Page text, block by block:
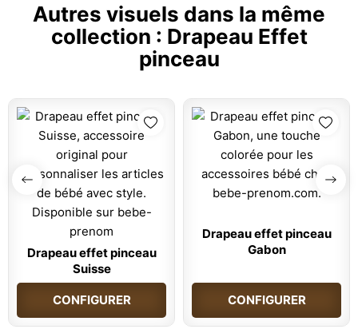
Autres visuels dans la même
collection : Drapeau Effet
pinceau
Drapeau effet pinceau
Suisse
CONFIGURER
Drapeau effet pinceau
Gabon
CONFIGURER